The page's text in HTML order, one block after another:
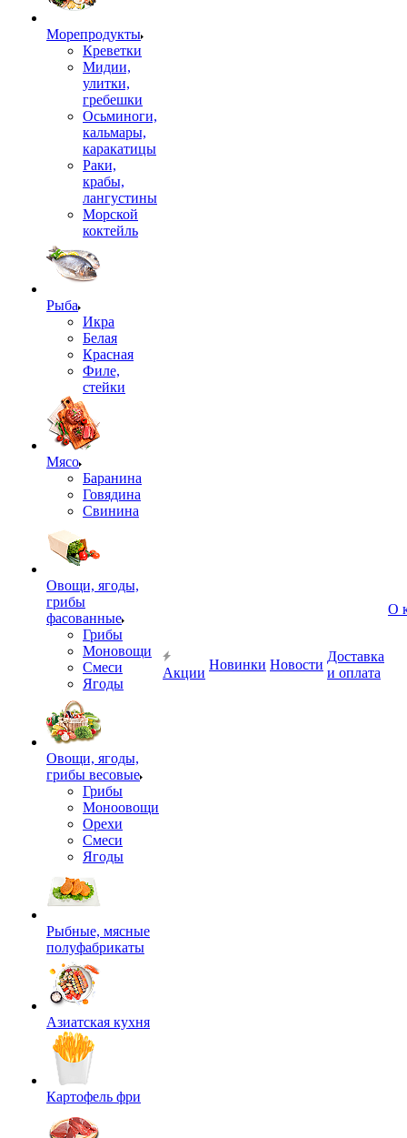
Морепродукты
Креветки
Мидии,
улитки,
гребешки
Осьминоги,
кальмары,
каракатицы
Раки,
крабы,
лангустины
Морской
коктейль
Рыба
Икра
Белая
Красная
Филе,
стейки
Мясо
Баранина
Говядина
Свинина
Овощи, ягоды,
грибы
фасованные
Грибы
Моновощи
Смеси
Ягоды
Овощи, ягоды,
грибы весовые
Грибы
Моноовощи
Орехи
Смеси
Ягоды
Рыбные, мясные
полуфабрикаты
Азиатская кухня
Картофель фри
Акции
Новинки Новости
Доставка
и оплата
О